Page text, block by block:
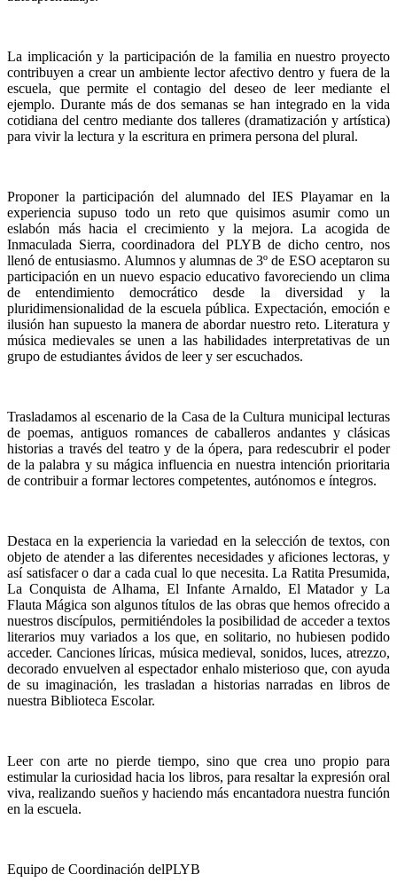
La implicación y la participación de la familia en nuestro proyecto
contribuyen a crear un ambiente lector afectivo dentro y fuera de la
escuela, que permite el contagio del deseo de leer mediante el
ejemplo. Durante más de dos semanas se han integrado en la vida
cotidiana del centro mediante dos talleres (dramatización y artística)
para vivir la lectura y la escritura en primera persona del plural.
Proponer la participación del alumnado del IES Playamar en la
experiencia supuso todo un reto que quisimos asumir como un
eslabón más hacia el crecimiento y la mejora. La acogida de
Inmaculada Sierra, coordinadora del PLYB de dicho centro, nos
llenó de entusiasmo. Alumnos y alumnas de 3º de ESO aceptaron su
participación en un nuevo espacio educativo favoreciendo un clima
de entendimiento democrático desde la diversidad y la
pluridimensionalidad de la escuela pública. Expectación, emoción e
ilusión han supuesto la manera de abordar nuestro reto. Literatura y
música medievales se unen a las habilidades interpretativas de un
grupo de estudiantes ávidos de leer y ser escuchados.
Trasladamos al escenario de la Casa de la Cultura municipal lecturas
de poemas, antiguos romances de caballeros andantes y clásicas
historias a través del teatro y de la ópera, para redescubrir el poder
de la palabra y su mágica influencia en nuestra intención prioritaria
de contribuir a formar lectores competentes, autónomos e íntegros.
Destaca en la experiencia la variedad en la selección de textos, con
objeto de atender a las diferentes necesidades y aficiones lectoras, y
así satisfacer o dar a cada cual lo que necesita. La Ratita Presumida,
La Conquista de Alhama, El Infante Arnaldo, El Matador y La
Flauta Mágica son algunos títulos de las obras que hemos ofrecido a
nuestros discípulos, permitiéndoles la posibilidad de acceder a textos
literarios muy variados a los que, en solitario, no hubiesen podido
acceder. Canciones líricas, música medieval, sonidos, luces, atrezzo,
decorado envuelven al espectador enhalo misterioso que, con ayuda
de su imaginación, les trasladan a historias narradas en libros de
nuestra Biblioteca Escolar.
Leer con arte no pierde tiempo, sino que crea uno propio para
estimular la curiosidad hacia los libros, para resaltar la expresión oral
viva, realizando sueños y haciendo más encantadora nuestra función
en la escuela.
Equipo de Coordinación delPLYB